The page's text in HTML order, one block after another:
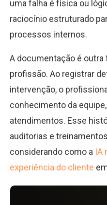
uma falha é física ou
raciocínio estruturado
processos internos.
A documentação é
profissão. Ao registrar
intervenção, o
conhecimento da
atendimentos. Esse
auditorias e
considerando como a IA
experiência do cliente